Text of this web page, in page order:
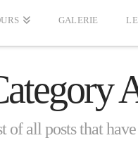
GALERIE
all posts that